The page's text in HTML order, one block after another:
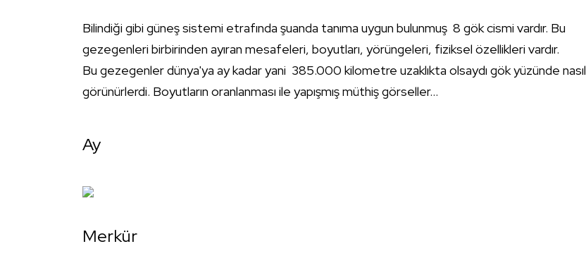
Bilindiği gibi güneş sistemi etrafında şuanda tanıma uygun bulunmuş 8 gök cismi vardır. Bu
gezegenleri birbirinden ayıran mesafeleri, boyutları, yörüngeleri, fiziksel özellikleri vardır.
Bu gezegenler dünya'ya ay kadar yani 385.000 kilometre uzaklıkta olsaydı gök yüzünde nasıl
görünürlerdi. Boyutların oranlanması ile yapışmış müthiş görseller...
Ay
Merkür